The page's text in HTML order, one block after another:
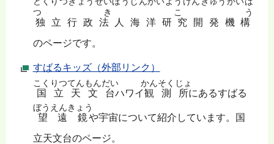
独立行政法人海洋研究開発機構
つきこう
のページです。
すばるキッズ（外部リンク）
国立天文台
こくりつてんもんだい
ハワイ観測所
かんそくじょ
にあるすばる
望遠鏡
ぼうえんきょう
や宇宙について紹介しています。国
立天文台のページ。